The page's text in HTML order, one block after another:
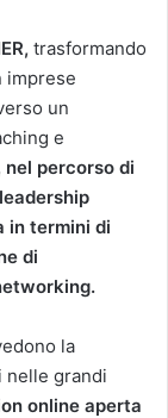
trasformando
imprese
un
e
nel percorso di
in termini di
di
la
nelle grandi
online aperta